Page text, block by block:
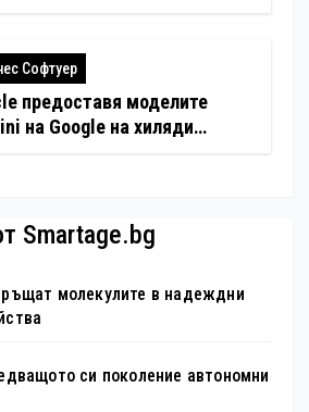
Софтуер
предоставя моделите
на Google на хиляди
Smartage.bg
молекулите в надеждни
си поколение автономни